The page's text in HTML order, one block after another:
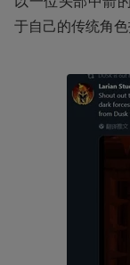
于自己的传统角色